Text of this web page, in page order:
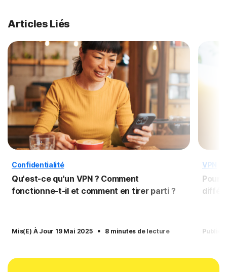
Articles Liés
Confidentialité
Qu'est-ce qu'un VPN ? Comment
fonctionne-t-il et comment en tirer parti ?
Mis(e) À Jour 19 Mai 2025 · 8 minutes de lecture
VPN